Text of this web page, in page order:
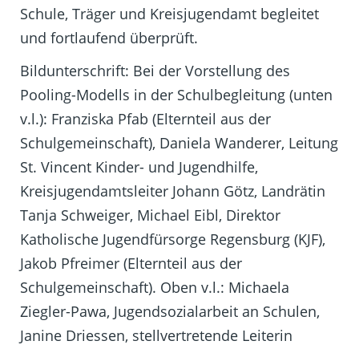
Schule, Träger und Kreisjugendamt begleitet
und fortlaufend überprüft.
Bildunterschrift: Bei der Vorstellung des
Pooling-Modells in der Schulbegleitung (unten
v.l.): Franziska Pfab (Elternteil aus der
Schulgemeinschaft), Daniela Wanderer, Leitung
St. Vincent Kinder- und Jugendhilfe,
Kreisjugendamtsleiter Johann Götz, Landrätin
Tanja Schweiger, Michael Eibl, Direktor
Katholische Jugendfürsorge Regensburg (KJF),
Jakob Pfreimer (Elternteil aus der
Schulgemeinschaft). Oben v.l.: Michaela
Ziegler-Pawa, Jugendsozialarbeit an Schulen,
Janine Driessen, stellvertretende Leiterin